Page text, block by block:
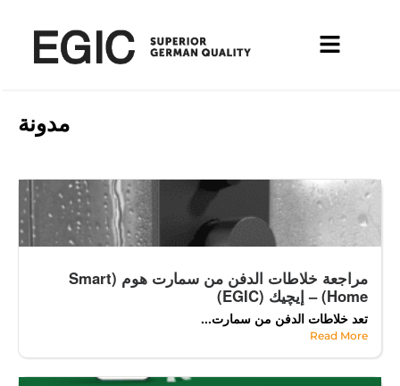
مدونة
مراجعة خلاطات الدفن من سمارت هوم (Smart
Home) – إيچيك (EGIC)
تعد خلاطات الدفن من سمارت...
Read More